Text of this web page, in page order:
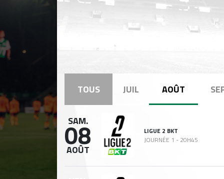
TOUS JUIL AOÛT
SAM.
08
AOÛT
LIGUE 2 BKT
JOURNÉE 1 - 20H45